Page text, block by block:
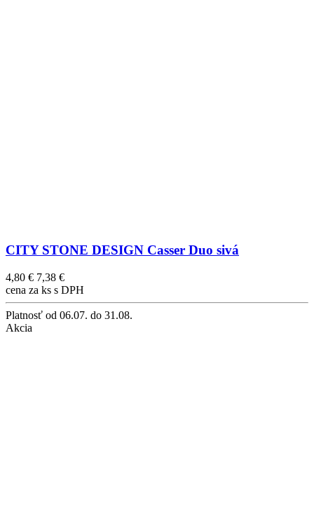
CITY STONE DESIGN Casser Duo sivá
4,80 € 7,38 €
cena za ks s DPH
Platnosť od 06.07. do 31.08.
Akcia